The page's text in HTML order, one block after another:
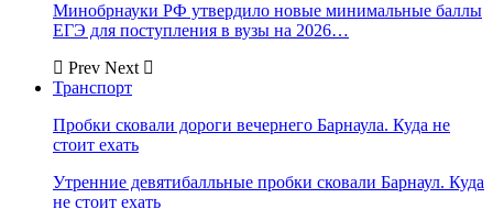
Минобрнауки РФ утвердило новые минимальные баллы
ЕГЭ для поступления в вузы на 2026…
Prev Next
Транспорт
Пробки сковали дороги вечернего Барнаула. Куда не
стоит ехать
Утренние девятибалльные пробки сковали Барнаул. Куда
не стоит ехать